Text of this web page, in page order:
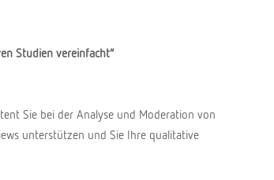
Studien vereinfacht“
Sie bei der Analyse und Moderation von
unterstützen und Sie Ihre qualitative